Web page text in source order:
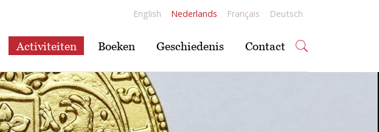
English Nederlands Français Deutsch
Activiteiten Boeken Geschiedenis Contact